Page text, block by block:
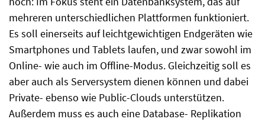
mehreren unterschiedlichen Plattformen funktioniert.
Es soll einerseits auf leichtgewichtigen Endgeräten wie
Smartphones und Tablets laufen, und zwar sowohl im
Online- wie auch im Offline-Modus. Gleichzeitig soll es
aber auch als Serversystem dienen können und dabei
Private- ebenso wie Public-Clouds unterstützen.
Außerdem muss es auch eine Database- Replikation